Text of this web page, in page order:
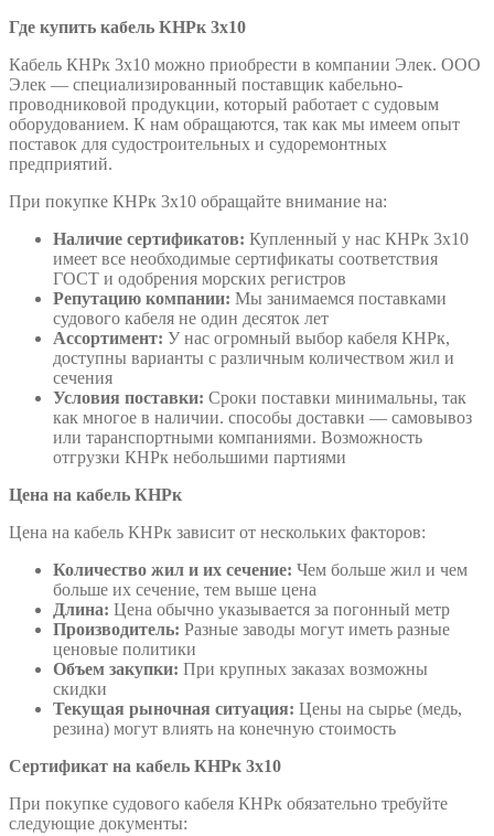
Где купить кабель КНРк 3х10
Кабель КНРк 3х10 можно приобрести в компании Элек. ООО
Элек — специализированный поставщик кабельно-
проводниковой продукции, который работает с судовым
оборудованием. К нам обращаются, так как мы имеем опыт
поставок для судостроительных и судоремонтных
предприятий.
При покупке КНРк 3х10 обращайте внимание на:
Наличие сертификатов: Купленный у нас КНРк 3х10
имеет все необходимые сертификаты соответствия
ГОСТ и одобрения морских регистров
Репутацию компании: Мы занимаемся поставками
судового кабеля не один десяток лет
Ассортимент: У нас огромный выбор кабеля КНРк,
доступны варианты с различным количеством жил и
сечения
Условия поставки: Сроки поставки минимальны, так
как многое в наличии. способы доставки — самовывоз
или таранспортными компаниями. Возможность
отгрузки КНРк небольшими партиями
Цена на кабель КНРк
Цена на кабель КНРк зависит от нескольких факторов:
Количество жил и их сечение: Чем больше жил и чем
больше их сечение, тем выше цена
Длина: Цена обычно указывается за погонный метр
Производитель: Разные заводы могут иметь разные
ценовые политики
Объем закупки: При крупных заказах возможны
скидки
Текущая рыночная ситуация: Цены на сырье (медь,
резина) могут влиять на конечную стоимость
Сертификат на кабель КНРк 3х10
При покупке судового кабеля КНРк обязательно требуйте
следующие документы: